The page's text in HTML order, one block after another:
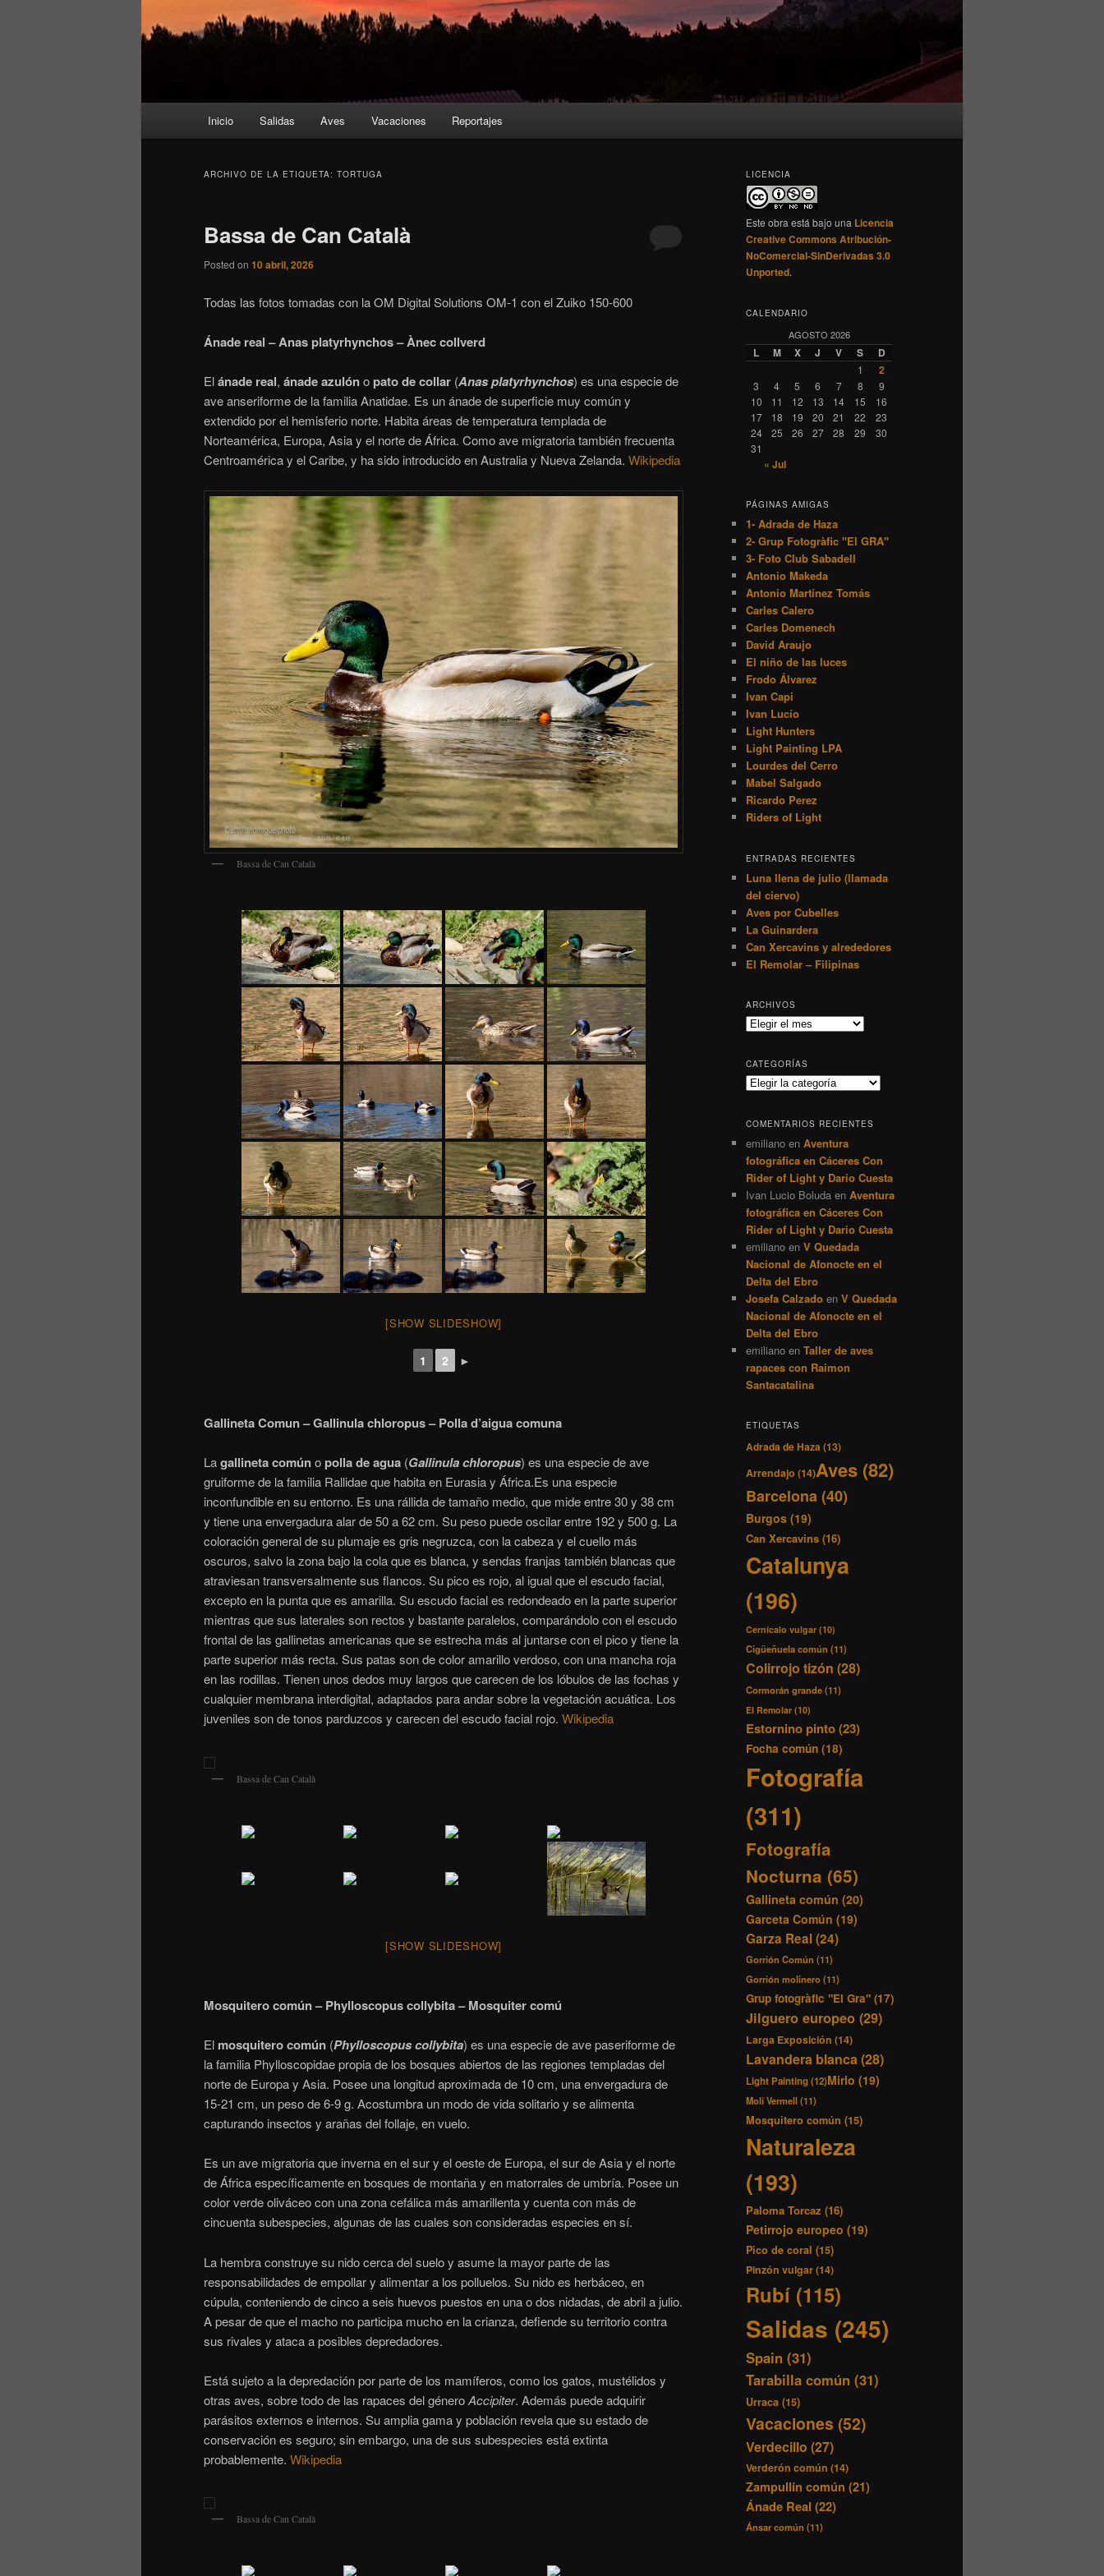
Inicio Salidas Aves Vacaciones Reportajes
ARCHIVO DE LA ETIQUETA: TORTUGA
Bassa de Can Català
Posted on 10 abril, 2026
Todas las fotos tomadas con la OM Digital Solutions OM-1 con el Zuiko 150-600
Ánade real – Anas platyrhynchos – Ànec collverd
Elánade real, ánade azulóno pato de collar (Anas platyrhynchos)​ es una especie de
ave anseriforme de la familia Anatidae. Es un ánade de superficie muy común y
extendido por el hemisferio norte. Habita áreas de temperatura templada de
Norteamérica, Europa, Asia y el norte de África. Como ave migratoria también frecuenta
Centroamérica y el Caribe, y ha sido introducido en Australia y Nueva Zelanda. Wikipedia
Bassa de Can Català
[SHOW SLIDESHOW]
1 2 ►
Gallineta Comun – Gallinula chloropus – Polla d’aigua comuna
Lagallineta comúno polla de agua (Gallinula chloropus)​ es una especie de ave
gruiforme de la familia Rallidae que habita en Eurasia y África.Es una especie
inconfundible en su entorno. Es una rállida de tamaño medio, que mide entre 30 y 38 cm
y tiene una envergadura alar de 50 a 62 cm. Su peso puede oscilar entre 192 y 500 g. La
coloración general de su plumaje es gris negruzca, con la cabeza y el cuello más
oscuros, salvo la zona bajo la cola que es blanca, y sendas franjas también blancas que
atraviesan transversalmente sus flancos. Su pico es rojo, al igual que el escudo facial,
excepto en la punta que es amarilla. Su escudo facial es redondeado en la parte superior
mientras que sus laterales son rectos y bastante paralelos, comparándolo con el escudo
frontal de las gallinetas americanas que se estrecha más al juntarse con el pico y tiene la
parte superior más recta. Sus patas son de color amarillo verdoso, con una mancha roja
en las rodillas. Tienen unos dedos muy largos que carecen de los lóbulos de las fochas y
cualquier membrana interdigital, adaptados para andar sobre la vegetación acuática. Los
juveniles son de tonos parduzcos y carecen del escudo facial rojo. Wikipedia
Bassa de Can Català
[SHOW SLIDESHOW]
Mosquitero común – Phylloscopus collybita – Mosquiter comú
El mosquitero común (Phylloscopus collybita) ​ es una especie de ave paseriforme de
la familia Phylloscopidae propia de los bosques abiertos de las regiones templadas del
norte de Europa y Asia. Posee una longitud aproximada de 10 cm, una envergadura de
15-21 cm, un peso de 6-9 g. Acostumbra un modo de vida solitario y se alimenta
capturando insectos y arañas del follaje, en vuelo.
Es un ave migratoria que inverna en el sur y el oeste de Europa, el sur de Asia y el norte
de África específicamente en bosques de montaña y en matorrales de umbría. Posee un
color verde oliváceo con una zona cefálica más amarillenta y cuenta con más de
cincuenta subespecies, algunas de las cuales son consideradas especies en sí.
La hembra construye su nido cerca del suelo y asume la mayor parte de las
responsabilidades de empollar y alimentar a los polluelos. Su nido es herbáceo, en
cúpula, conteniendo de cinco a seis huevos puestos en una o dos nidadas, de abril a julio.
A pesar de que el macho no participa mucho en la crianza, defiende su territorio contra
sus rivales y ataca a posibles depredadores.
Está sujeto a la depredación por parte de los mamíferos, como los gatos, mustélidos y
otras aves, sobre todo de las rapaces del géneroAccipiter. Además puede adquirir
parásitos externos e internos. Su amplia gama y población revela que su estado de
conservación es seguro; sin embargo, una de sus subespecies está extinta
probablemente. Wikipedia
Bassa de Can Català
LICENCIA
Este obra está bajo una Licencia
Creative Commons Atribución-
NoComercial-SinDerivadas 3.0
Unported.
CALENDARIO
AGOSTO 2026
L M X J V S D
1 2
3 4 5 6 7 8
9
10
11 12 13 14 15
16
17
18 19 20 21 22
23
24
25 26 27 28 29
30
31
« Jul
PÁGINAS AMIGAS
1- Adrada de Haza
2- Grup Fotogràfic "El GRA"
3- Foto Club Sabadell
Antonio Makeda
Antonio Martínez Tomás
Carles Calero
Carles Domenech
David Araujo
El niño de las luces
Frodo Álvarez
Ivan Capi
Ivan Lucío
Light Hunters
Light Painting LPA
Lourdes del Cerro
Mabel Salgado
Ricardo Perez
Riders of Light
ENTRADAS RECIENTES
Luna llena de julio (llamada
del ciervo)
Aves por Cubelles
La Guinardera
Can Xercavins y alrededores
El Remolar – Filipinas
ARCHIVOS
Archivos
CATEGORÍAS
Categorías
COMENTARIOS RECIENTES
emiliano en Aventura
fotográfica en Cáceres Con
Rider of Light y Dario Cuesta
Ivan Lucio Boluda en Aventura
fotográfica en Cáceres Con
Rider of Light y Dario Cuesta
emiliano en V Quedada
Nacional de Afonocte en el
Delta del Ebro
Josefa Calzado en V Quedada
Nacional de Afonocte en el
Delta del Ebro
emiliano en Taller de aves
rapaces con Raimon
Santacatalina
ETIQUETAS
Adrada de Haza (13)
Arrendajo (14)Aves (82)
Barcelona(40)
Burgos (19)
Can Xercavins (16)
Catalunya
(196)
Cernícalo vulgar (10)
Cigüeñuela común (11)
Colirrojo tizón (28)
Cormorán grande(11)
El Remolar (10)
Estornino pinto(23)
Focha común (18)
Fotografía
(311)
Fotografía
Nocturna (65)
Gallineta común (20)
Garceta Común (19)
Garza Real(24)
Gorrión Común (11)
Gorrión molinero(11)
Grup fotogràfic "El Gra" (17)
Jilguero europeo (29)
Larga Exposición (14)
Lavandera blanca(28)
Light Painting(12)Mirlo (19)
Molí Vermell(11)
Mosquitero común (15)
Naturaleza
(193)
Paloma Torcaz (16)
Petirrojo europeo (19)
Pico de coral (15)
Pinzón vulgar(14)
Rubí (115)
Salidas (245)
Spain (31)
Tarabilla común (31)
Urraca (15)
Vacaciones (52)
Verdecillo (27)
Verderón común (14)
Zampullín común (21)
Ánade Real (22)
Ánsar común (11)